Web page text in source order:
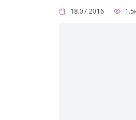
18.07.2016